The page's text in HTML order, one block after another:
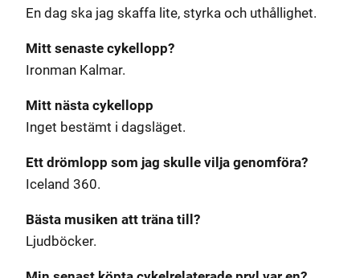
En dag ska jag skaffa lite, styrka och uthållighet.
Mitt senaste cykellopp?
Ironman Kalmar.
Mitt nästa cykellopp
Inget bestämt i dagsläget.
Ett drömlopp som jag skulle vilja genomföra?
Iceland 360.
Bästa musiken att träna till?
Ljudböcker.